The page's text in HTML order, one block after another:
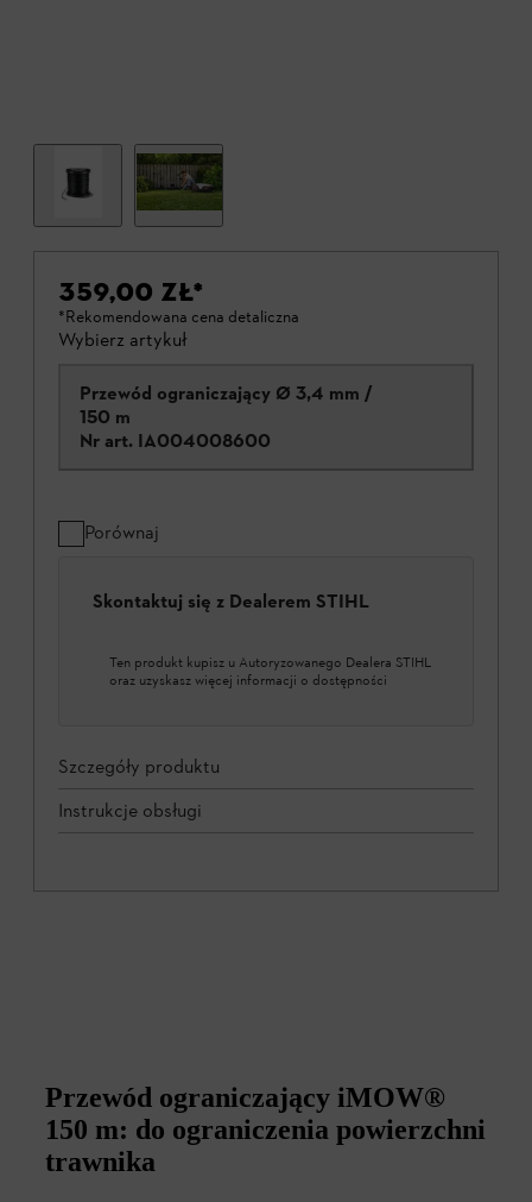
359,00 ZŁ*
*Rekomendowana cena detaliczna
Wybierz artykuł
Przewód ograniczający Ø 3,4 mm /
150 m
Nr art. IA004008600
Porównaj
Skontaktuj się z Dealerem STIHL
Ten produkt kupisz u Autoryzowanego Dealera STIHL
oraz uzyskasz więcej informacji o dostępności
Szczegóły produktu
Instrukcje obsługi
Przewód ograniczający iMOW®
150 m: do ograniczenia powierzchni
trawnika